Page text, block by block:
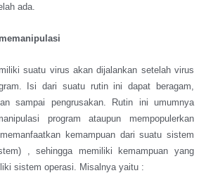
ada.
suatu virus akan dijalankan setelah virus
Isi dari suatu rutin ini dapat beragam,
sampai pengrusakan. Rutin ini umumnya
program ataupun mempopulerkan
kemampuan dari suatu sistem
, sehingga memiliki kemampuan yang
sistem operasi. Misalnya yaitu :